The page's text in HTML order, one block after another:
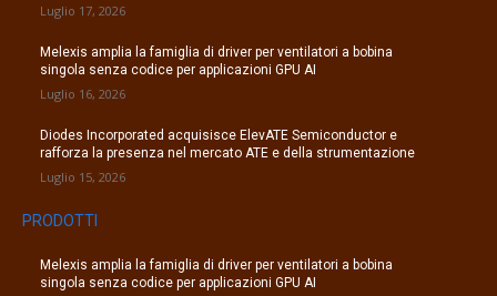
Luglio 17, 2026
Melexis amplia la famiglia di driver per ventilatori a bobina
singola senza codice per applicazioni GPU AI
Luglio 16, 2026
Diodes Incorporated acquisisce ElevATE Semiconductor e
rafforza la presenza nel mercato ATE e della strumentazione
Luglio 15, 2026
PRODOTTI
Melexis amplia la famiglia di driver per ventilatori a bobina
singola senza codice per applicazioni GPU AI